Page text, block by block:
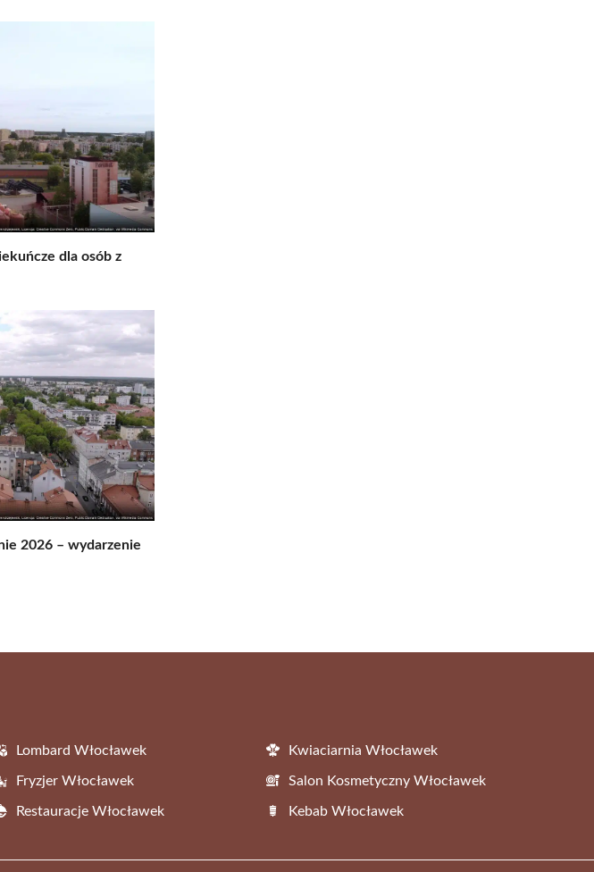
dla osób z
2026 – wydarzenie
Lombard Włocławek Kwiaciarnia Włocławek
Fryzjer Włocławek Salon Kosmetyczny Włocławek
Restauracje Włocławek Kebab Włocławek